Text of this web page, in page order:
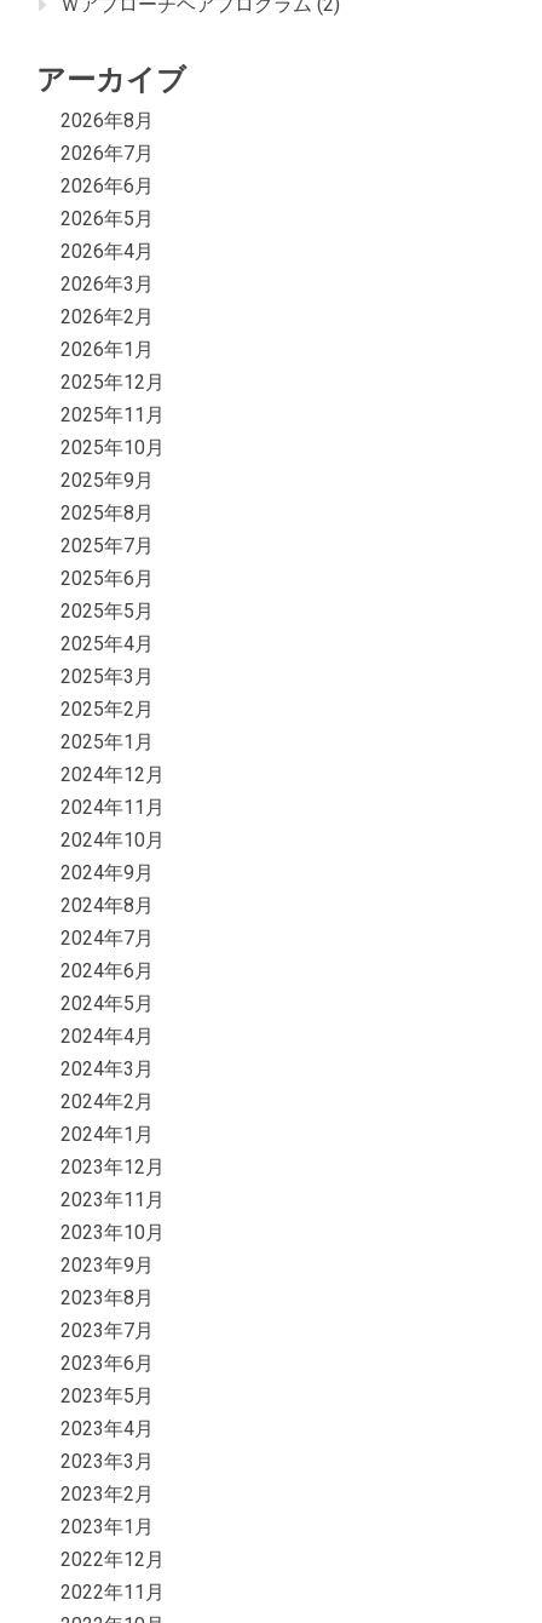
アーカイブ
2026年8月
2026年7月
2026年6月
2026年5月
2026年4月
2026年3月
2026年2月
2026年1月
2025年12月
2025年11月
2025年10月
2025年9月
2025年8月
2025年7月
2025年6月
2025年5月
2025年4月
2025年3月
2025年2月
2025年1月
2024年12月
2024年11月
2024年10月
2024年9月
2024年8月
2024年7月
2024年6月
2024年5月
2024年4月
2024年3月
2024年2月
2024年1月
2023年12月
2023年11月
2023年10月
2023年9月
2023年8月
2023年7月
2023年6月
2023年5月
2023年4月
2023年3月
2023年2月
2023年1月
2022年12月
2022年11月